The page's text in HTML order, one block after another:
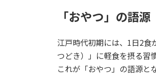
「おやつ」の語源
江戸時代初期には、1日2食
つどき）」に軽食を摂る習
これが「おやつ」の語源と